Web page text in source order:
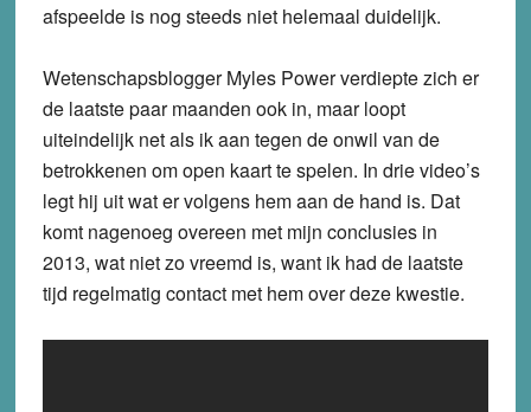
afspeelde is nog steeds niet helemaal duidelijk.
Wetenschapsblogger Myles Power verdiepte zich er
de laatste paar maanden ook in, maar loopt
uiteindelijk net als ik aan tegen de onwil van de
betrokkenen om open kaart te spelen. In drie video’s
legt hij uit wat er volgens hem aan de hand is. Dat
komt nagenoeg overeen met mijn conclusies in
2013, wat niet zo vreemd is, want ik had de laatste
tijd regelmatig contact met hem over deze kwestie.